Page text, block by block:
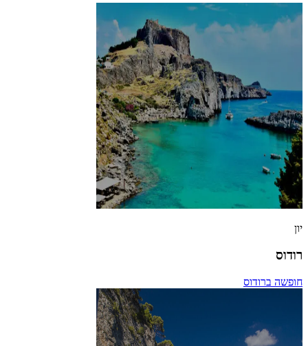
יון
רודוס
חופשה ברודוס